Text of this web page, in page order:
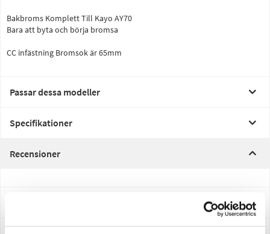
Bakbroms Komplett Till Kayo AY70
Bara att byta och börja bromsa
CC infästning Bromsok är 65mm
Passar dessa modeller
Specifikationer
Recensioner